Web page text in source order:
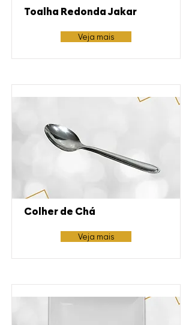
Toalha Redonda Jakar
Veja mais
Colher de Chá
Veja mais